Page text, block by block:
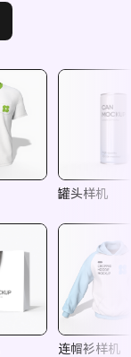
罐头样机
连帽衫样机